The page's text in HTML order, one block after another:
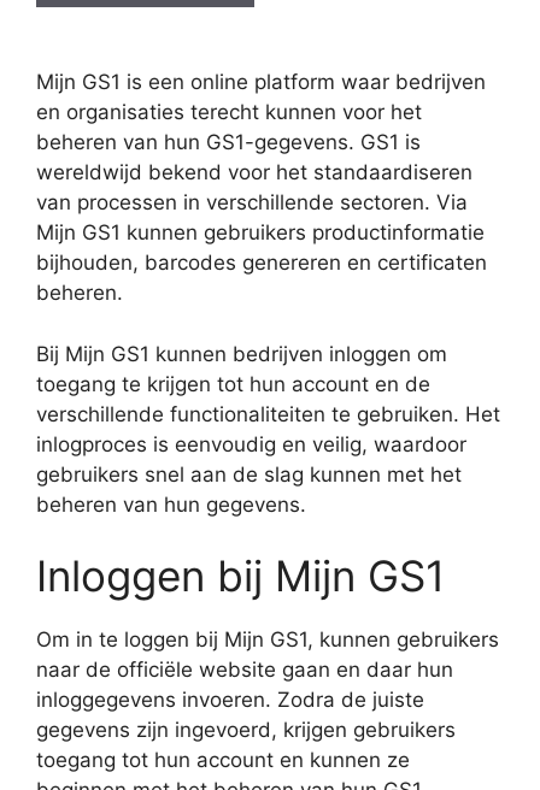
Mijn GS1 is een online platform waar bedrijven
en organisaties terecht kunnen voor het
beheren van hun GS1-gegevens. GS1 is
wereldwijd bekend voor het standaardiseren
van processen in verschillende sectoren. Via
Mijn GS1 kunnen gebruikers productinformatie
bijhouden, barcodes genereren en certificaten
beheren.
Bij Mijn GS1 kunnen bedrijven inloggen om
toegang te krijgen tot hun account en de
verschillende functionaliteiten te gebruiken. Het
inlogproces is eenvoudig en veilig, waardoor
gebruikers snel aan de slag kunnen met het
beheren van hun gegevens.
Inloggen bij Mijn GS1
Om in te loggen bij Mijn GS1, kunnen gebruikers
naar de officiële website gaan en daar hun
inloggegevens invoeren. Zodra de juiste
gegevens zijn ingevoerd, krijgen gebruikers
toegang tot hun account en kunnen ze